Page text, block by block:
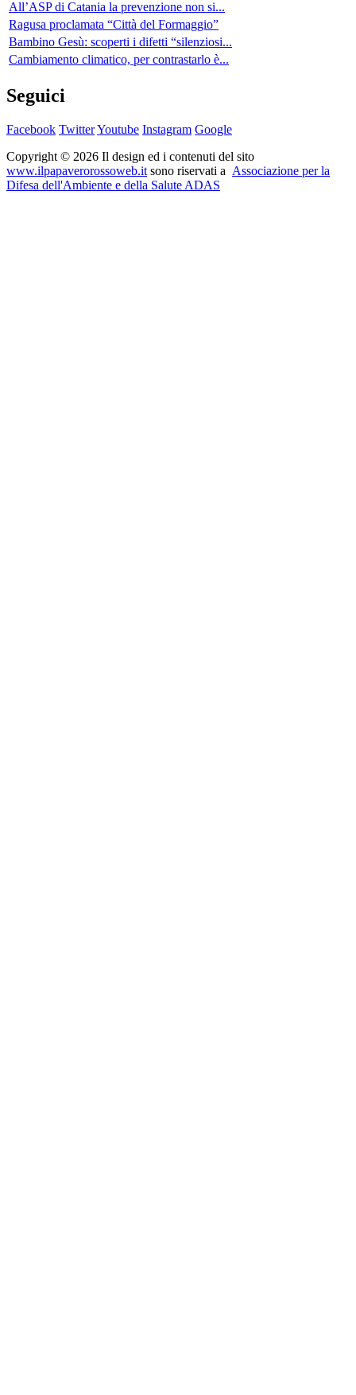
All’ASP di Catania la prevenzione non si...
Ragusa proclamata “Città del Formaggio”
Bambino Gesù: scoperti i difetti “silenziosi...
Cambiamento climatico, per contrastarlo è...
Seguici
Facebook TwitterYoutube Instagram Google
Copyright © 2026 Il design ed i contenuti del sito
www.ilpapaverorossoweb.it sono riservati a Associazione per la
Difesa dell'Ambiente e della Salute ADAS